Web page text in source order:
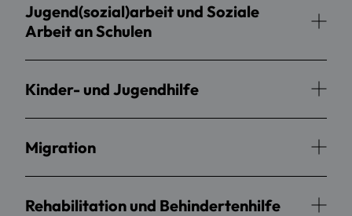
Jugend(sozial)arbeit und Soziale
Arbeit an Schulen
Kinder- und Jugendhilfe
Migration
Rehabilitation und Behindertenhilfe